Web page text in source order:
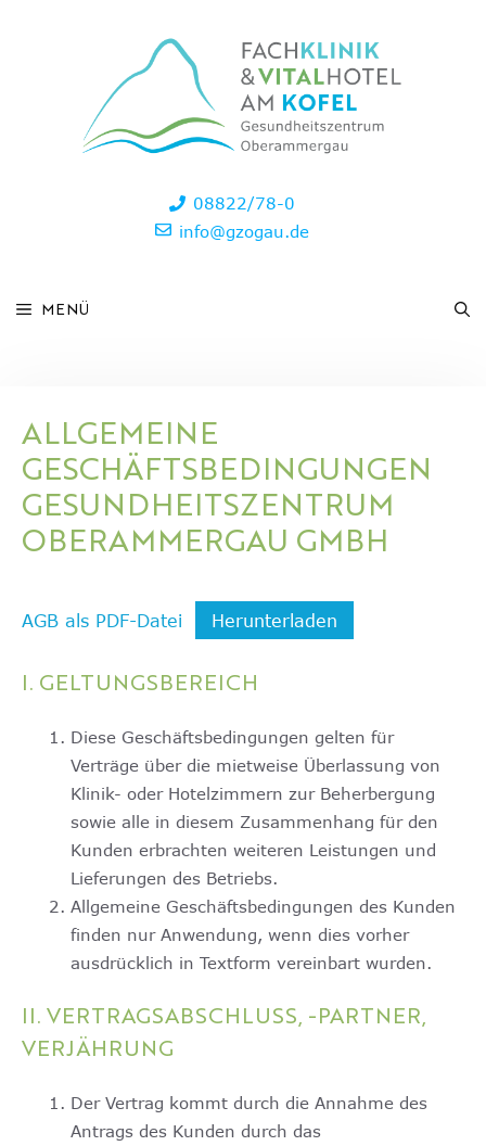
08822/78-0
info@gzogau.de
MENÜ
ALLGEMEINE
GESCHÄFTSBEDINGUNGEN
GESUNDHEITSZENTRUM
OBERAMMERGAU GMBH
AGB als PDF-Datei Herunterladen
I. GELTUNGSBEREICH
Diese Geschäftsbedingungen gelten für
Verträge über die mietweise Überlassung von
Klinik- oder Hotelzimmern zur Beherbergung
sowie alle in diesem Zusammenhang für den
Kunden erbrachten weiteren Leistungen und
Lieferungen des Betriebs.
Allgemeine Geschäftsbedingungen des Kunden
finden nur Anwendung, wenn dies vorher
ausdrücklich in Textform vereinbart wurden.
II. VERTRAGSABSCHLUSS, -PARTNER,
VERJÄHRUNG
Der Vertrag kommt durch die Annahme des
Antrags des Kunden durch das